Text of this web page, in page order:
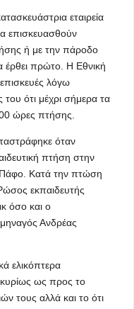
εταιρεία
επισκευασθούν
ή με την πάροδο
πρώτο. Η Εθνική
λόγω
ότι μέχρι σήμερα τα
ώρες πτήσης.
όταν
πτήση στην
Πάφο. Κατά την πτώση
εκπαιδευτής
όσο και ο
Ανδρέας
ελικόπτερα
ως προς το
τους αλλά και το ότι